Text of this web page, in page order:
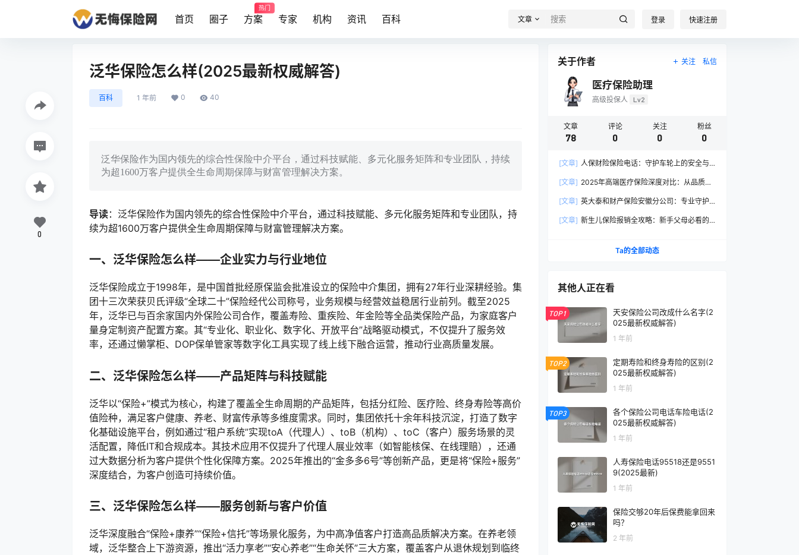
首页 圈子 方案
热门
专家 机构 资讯 百科 文章 登录 快速注册
泛华保险怎么样(2025最新权威解答)
百科 1 年前 0 40
泛华保险作为国内领先的综合性保险中介平台，通过科技赋能、多元化服务矩阵和专业团队，持续
为超1600万客户提供全生命周期保障与财富管理解决方案。
导读：泛华保险作为国内领先的综合性保险中介平台，通过科技赋能、多元化服务矩阵和专业团队，持
续为超1600万客户提供全生命周期保障与财富管理解决方案。
一、泛华保险怎么样——企业实力与行业地位
泛华保险成立于1998年，是中国首批经原保监会批准设立的保险中介集团，拥有27年行业深耕经验。集
团十三次荣获贝氏评级“全球二十”保险经代公司称号，业务规模与经营效益稳居行业前列。截至2025
年，泛华已与百余家国内外保险公司合作，覆盖寿险、重疾险、年金险等全品类保险产品，为家庭客户
量身定制资产配置方案。其“专业化、职业化、数字化、开放平台”战略驱动模式，不仅提升了服务效
率，还通过懒掌柜、DOP保单管家等数字化工具实现了线上线下融合运营，推动行业高质量发展。
二、泛华保险怎么样——产品矩阵与科技赋能
泛华以“保险+”模式为核心，构建了覆盖全生命周期的产品矩阵，包括分红险、医疗险、终身寿险等高价
值险种，满足客户健康、养老、财富传承等多维度需求。同时，集团依托十余年科技沉淀，打造了数字
化基础设施平台，例如通过“租户系统”实现toA（代理人）、toB（机构）、toC（客户）服务场景的灵
活配置，降低IT和合规成本。其技术应用不仅提升了代理人展业效率（如智能核保、在线理赔），还通
过大数据分析为客户提供个性化保障方案。2025年推出的“金多多6号”等创新产品，更是将“保险+服务”
深度结合，为客户创造可持续价值。
三、泛华保险怎么样——服务创新与客户价值
泛华深度融合“保险+康养”“保险+信托”等场景化服务，为中高净值客户打造高品质解决方案。在养老领
域，泛华整合上下游资源，推出“活力享老”“安心养老”“生命关怀”三大方案，覆盖客户从退休规划到临终
0
关于作者 关注 私信
医疗保险助理
高级投保人 Lv2
文章
78
评论
0
关注
0
粉丝
0
[文章] 人保财险保险电话：守护车轮上的安全与
[文章] 2025年高端医疗保险深度对比：从品质医
[文章] 英大泰和财产保险安徽分公司：专业守护
[文章] 新生儿保险报销全攻略：新手父母必看的
Ta的全部动态
其他人正在看
TOP1
天安保险公司改成什么名字(2
025最新权威解答)
1 年前
TOP2
定期寿险和终身寿险的区别(2
025最新权威解答)
1 年前
TOP3
各个保险公司电话车险电话(2
025最新权威解答)
1 年前
人寿保险电话95518还是9551
9(2025最新)
1 年前
保险交够20年后保费能拿回来
吗？
2 年前